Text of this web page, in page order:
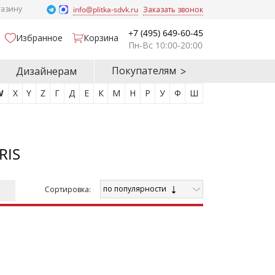
info@plitka-sdvk.ru Заказать звонок
Избранное Корзина
+7 (495) 649-60-45
Пн-Вс 10:00-20:00
Дизайнерам Покупателям
X Y Z Г Д Е К М Н Р У Ф Ш
Cортировка: по популярности